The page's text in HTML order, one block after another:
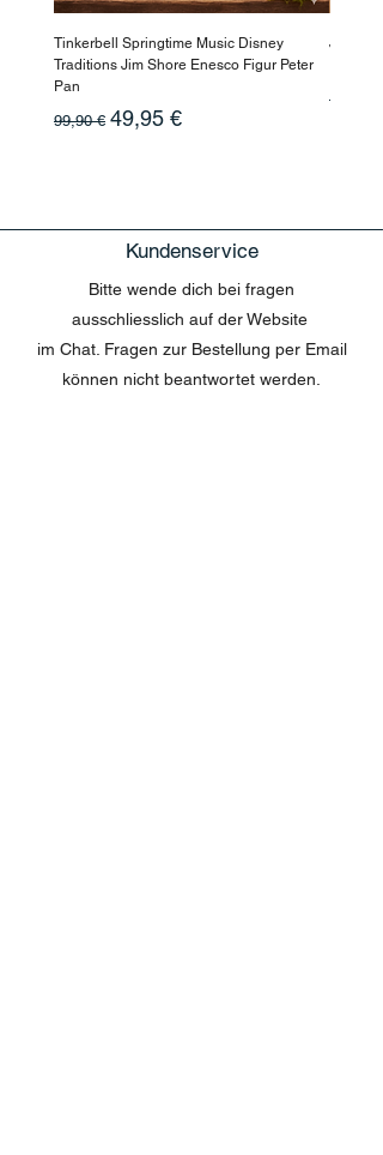
Tinkerbell Springtime Music Disney
Traditions Jim Shore Enesco Figur Peter
Pan
Standardpreis
99,90 € Sale-Preis
49,95 €
Jasmin
199,90 €
Kundenservice
Bitte wende dich bei fragen
ausschliesslich auf der Website
im Chat. Fragen zur Bestellung per Email
können nicht beantwortet werden.